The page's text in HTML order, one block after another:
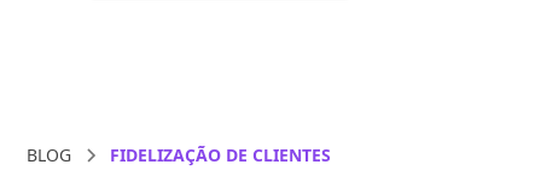
BLOG FIDELIZAÇÃO DE CLIENTES